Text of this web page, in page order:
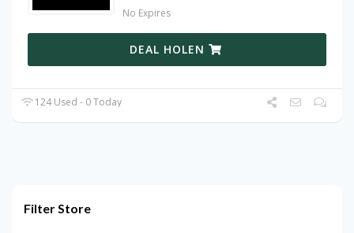
No Expires
DEAL HOLEN
124 Used - 0 Today
Filter Store